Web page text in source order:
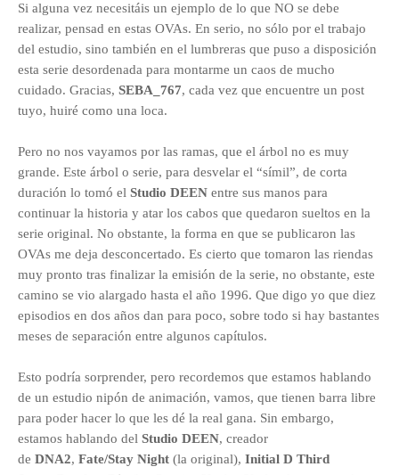
Si alguna vez necesitáis un ejemplo de lo que NO se debe
realizar, pensad en estas OVAs. En serio, no sólo por el trabajo
del estudio, sino también en el lumbreras que puso a disposición
esta serie desordenada para montarme un caos de mucho
cuidado. Gracias, SEBA_767, cada vez que encuentre un post
tuyo, huiré como una loca.
Pero no nos vayamos por las ramas, que el árbol no es muy
grande. Este árbol o serie, para desvelar el “símil”, de corta
duración lo tomó el Studio DEEN entre sus manos para
continuar la historia y atar los cabos que quedaron sueltos en la
serie original. No obstante, la forma en que se publicaron las
OVAs me deja desconcertado. Es cierto que tomaron las riendas
muy pronto tras finalizar la emisión de la serie, no obstante, este
camino se vio alargado hasta el año 1996. Que digo yo que diez
episodios en dos años dan para poco, sobre todo si hay bastantes
meses de separación entre algunos capítulos.
Esto podría sorprender, pero recordemos que estamos hablando
de un estudio nipón de animación, vamos, que tienen barra libre
para poder hacer lo que les dé la real gana. Sin embargo,
estamos hablando del Studio DEEN, creador
de DNA2, Fate/Stay Night (la original), Initial D Third